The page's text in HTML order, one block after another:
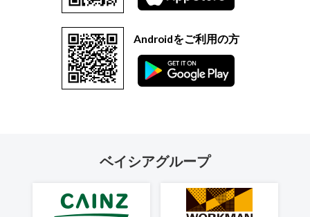
Androidをご利用の方
ベイシアグループ